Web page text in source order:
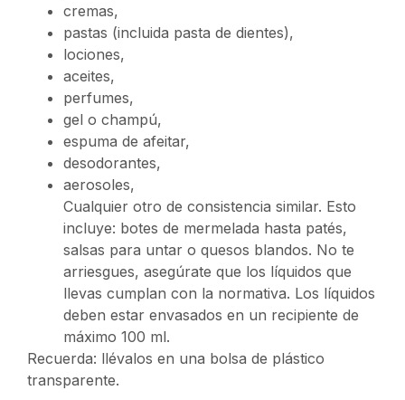
cremas,
pastas (incluida pasta de dientes),
lociones,
aceites,
perfumes,
gel o champú,
espuma de afeitar,
desodorantes,
aerosoles,
Cualquier otro de consistencia similar. Esto
incluye: botes de mermelada hasta patés,
salsas para untar o quesos blandos. No te
arriesgues, asegúrate que los líquidos que
llevas cumplan con la normativa. Los líquidos
deben estar envasados en un recipiente de
máximo 100 ml.
Recuerda: llévalos en una bolsa de plástico
transparente.